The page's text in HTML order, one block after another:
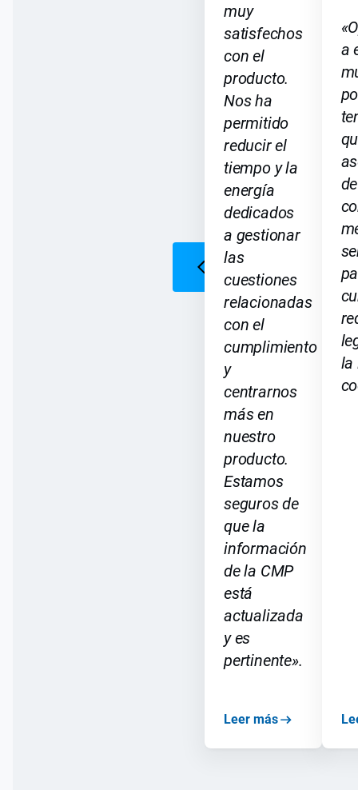
muy
satisfechos
con el
producto.
Nos ha
permitido
reducir el
tiempo y la
energía
dedicados
a gestionar
las
cuestiones
relacionadas
con el
cumplimiento
y
centrarnos
más en
nuestro
producto.
Estamos
seguros de
que la
información
de la CMP
está
actualizada
y es
pertinente».
Leer más
a
la